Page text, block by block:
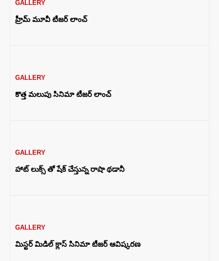
GALLERY
హ్రీమ్ మూవీ టీజర్ లాంచ్
GALLERY
కొత్త మలుపు సినిమా టీజర్ లాంచ్
GALLERY
హాట్ లుక్స్ తో షేక్ చేస్తున్న‌ రాషా థడానీ
GALLERY
మిస్టర్ మిడిల్ క్లాస్ సినిమా టీజర్ ఆవిష్కరణ